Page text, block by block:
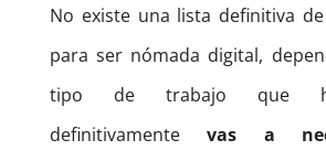
No existe una lista definitiva
para ser nómada digital,
tipo de trabajo que
definitivamentevas a